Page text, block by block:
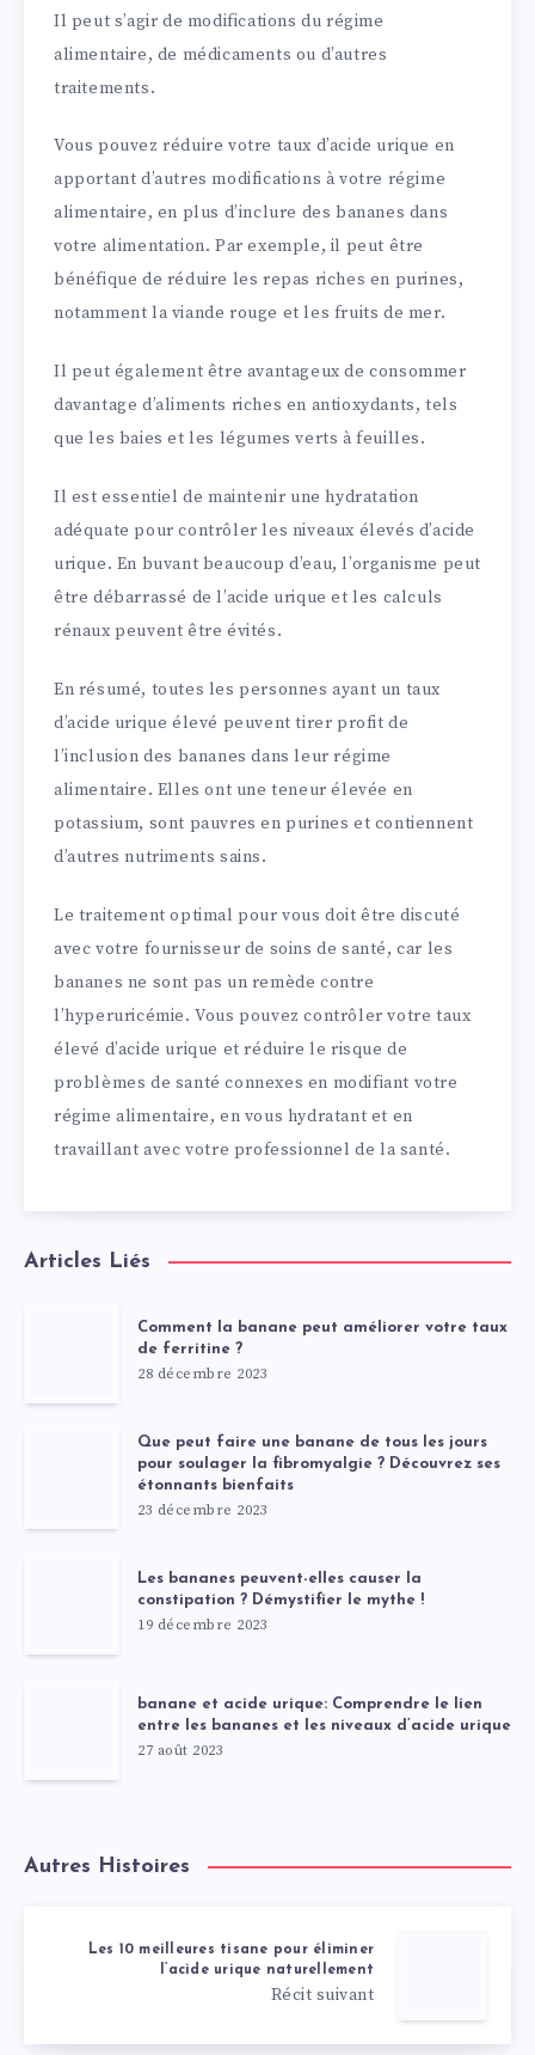
Il peut s’agir de modifications du régime
alimentaire, de médicaments ou d’autres
traitements.
Vous pouvez réduire votre taux d’acide urique en
apportant d’autres modifications à votre régime
alimentaire, en plus d’inclure des bananes dans
votre alimentation. Par exemple, il peut être
bénéfique de réduire les repas riches en purines,
notamment la viande rouge et les fruits de mer.
Il peut également être avantageux de consommer
davantage d’aliments riches en antioxydants, tels
que les baies et les légumes verts à feuilles.
Il est essentiel de maintenir une hydratation
adéquate pour contrôler les niveaux élevés d’acide
urique. En buvant beaucoup d’eau, l’organisme peut
être débarrassé de l’acide urique et les calculs
rénaux peuvent être évités.
En résumé, toutes les personnes ayant un taux
d’acide urique élevé peuvent tirer profit de
l’inclusion des bananes dans leur régime
alimentaire. Elles ont une teneur élevée en
potassium, sont pauvres en purines et contiennent
d’autres nutriments sains.
Le traitement optimal pour vous doit être discuté
avec votre fournisseur de soins de santé, car les
bananes ne sont pas un remède contre
l’hyperuricémie. Vous pouvez contrôler votre taux
élevé d’acide urique et réduire le risque de
problèmes de santé connexes en modifiant votre
régime alimentaire, en vous hydratant et en
travaillant avec votre professionnel de la santé.
Articles Liés
Comment la banane peut améliorer votre taux
de ferritine ?
28 décembre 2023
Que peut faire une banane de tous les jours
pour soulager la fibromyalgie ? Découvrez ses
étonnants bienfaits
23 décembre 2023
Les bananes peuvent-elles causer la
constipation ? Démystifier le mythe !
19 décembre 2023
banane et acide urique: Comprendre le lien
entre les bananes et les niveaux d’acide urique
27 août 2023
Autres Histoires
Les 10 meilleures tisane pour éliminer
l’acide urique naturellement
Récit suivant